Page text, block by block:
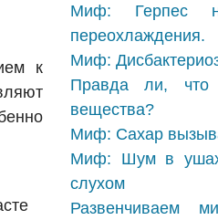
к
Миф: Герпес
переохлаждения.
Миф:
Правда ли, что
вещества?
Миф: Сахар
Миф: Шум в ушах
слухом
Развенчиваем